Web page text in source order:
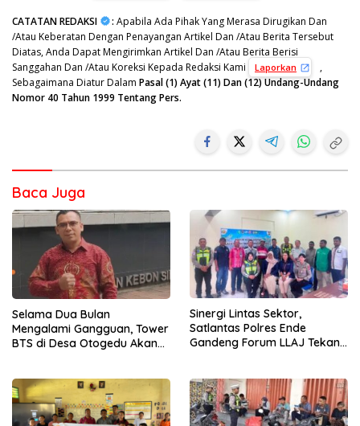
CATATAN REDAKSI : Apabila Ada Pihak Yang Merasa Dirugikan Dan
/Atau Keberatan Dengan Penayangan Artikel Dan /Atau Berita Tersebut
Diatas, Anda Dapat Mengirimkan Artikel Dan /Atau Berita Berisi
Sanggahan Dan /Atau Koreksi Kepada Redaksi Kami
Laporkan
,
Sebagaimana Diatur Dalam Pasal (1) Ayat (11) Dan (12) Undang-Undang
Nomor 40 Tahun 1999 Tentang Pers.
Baca Juga
Selama Dua Bulan
Mengalami Gangguan, Tower
BTS di Desa Otogedu Akan
Sinergi Lintas Sektor,
Satlantas Polres Ende
Gandeng Forum LLAJ Tekan